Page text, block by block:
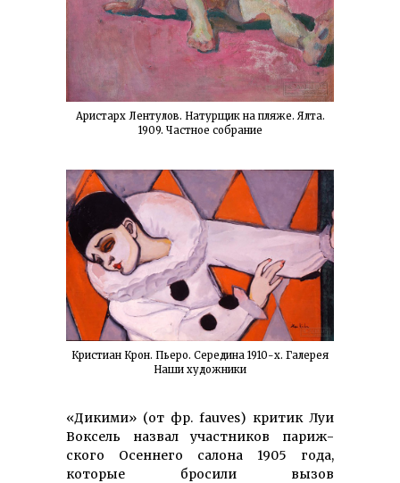
Аристарх Лентулов. Натурщик на пляже. Ялта.
1909. Частное собрание
Кристиан Крон. Пьеро. Середина 1910-х. Галерея
Наши художники
«Дикими» (от фр. fauves) критик Луи
Вок­сель назвал уча­ст­ников па­риж­
ского Осеннего салона 1905 года,
которые бросили вызов